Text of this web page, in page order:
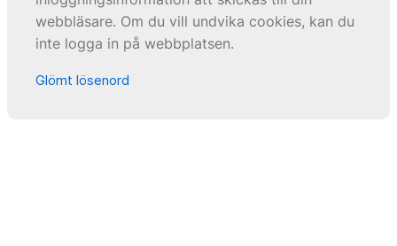
webbläsare. Om du vill undvika cookies, kan du
inte logga in på webbplatsen.
Glömt lösenord